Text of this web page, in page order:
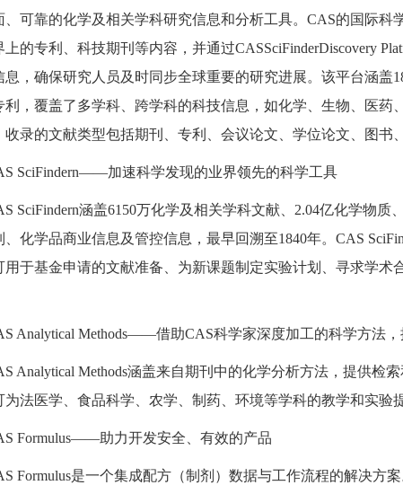
、可靠的化学及相关学科研究信息和分析工具。CAS的国际
上的专利、科技期刊等内容，并通过CASSciFinderDiscovery
息，确保研究人员及时同步全球重要的研究进展。该平台涵盖
利，覆盖了多学科、跨学科的科技信息，如化学、生物、医
收录的文献类型包括期刊、专利、会议论文、学位论文、图书
SciFindern——加速科学发现的业界领先的科学工具
SciFindern涵盖6150万化学及相关学科文献、2.04亿化学物
、化学品商业信息及管控信息，最早回溯至1840年。CAS
用于基金申请的文献准备、为新课题制定实验计划、寻求学
Analytical Methods——借助CAS科学家深度加工的科学方法
Analytical Methods涵盖来自期刊中的化学分析方法，提供检
为法医学、食品科学、农学、制药、环境等学科的教学和实验
Formulus——助力开发安全、有效的产品
Formulus是一个集成配方（制剂）数据与工作流程的解决方